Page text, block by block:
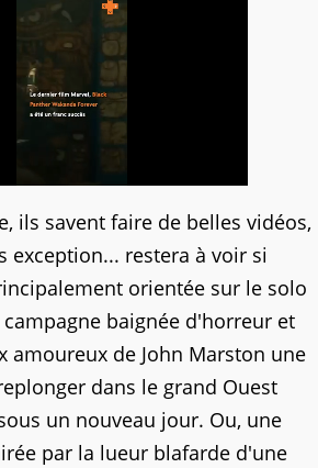
ils savent faire de belles vidéos,
exception... restera à voir si
orientée sur le solo
baignée d'horreur et
amoureux de John Marston une
dans le grand Ouest
un nouveau jour. Ou, une
par la lueur blafarde d'une